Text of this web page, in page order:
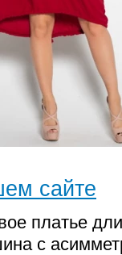
сайте
платье
с